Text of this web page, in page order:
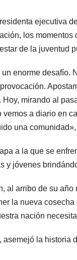
ejecutiva
los
de la juventud
enorme desafío.
mirando al
a diario en
una
a la que se
y jóvenes
al arribo de su
la nueva
nación
la historia